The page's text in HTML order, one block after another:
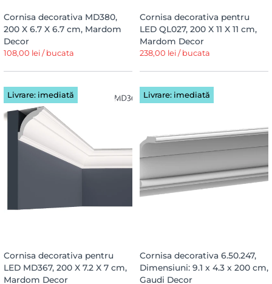
Cornisa decorativa MD380,
200 X 6.7 X 6.7 cm, Mardom
Decor
108,00 lei / bucata
Cornisa decorativa pentru
LED QL027, 200 X 11 X 11 cm,
Mardom Decor
238,00 lei / bucata
Livrare: imediată
Cornisa decorativa pentru
LED MD367, 200 X 7.2 X 7 cm,
Mardom Decor
Livrare: imediată
Cornisa decorativa 6.50.247,
Dimensiuni: 9.1 x 4.3 x 200 cm,
Gaudi Decor